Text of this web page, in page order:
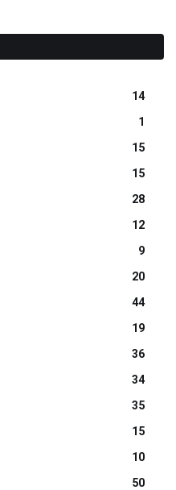
14
1
15
15
28
12
9
20
44
19
36
34
35
15
10
50